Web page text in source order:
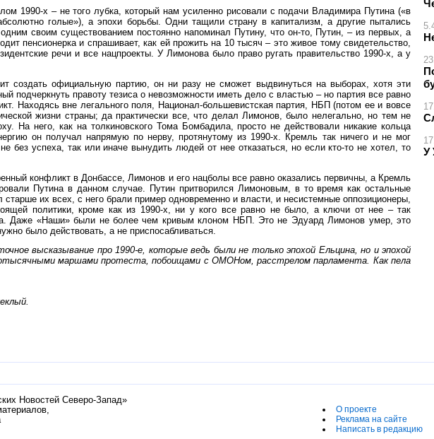
1990-х – не того лубка, который нам усиленно рисовали с подачи Владимира Путина («в
голые»), а эпохи борьбы. Одни тащили страну в капитализм, а другие пытались
своим существованием постоянно напоминал Путину, что он-то, Путин, – из первых, а
пенсионерка и спрашивает, как ей прожить на 10 тысяч – это живое тому свидетельство,
речи и все нацпроекты. У Лимонова было право ругать правительство 1990-х, а у
создать официальную партию, он ни разу не сможет выдвинуться на выборах, хотя эти
подчеркнуть правоту тезиса о невозможности иметь дело с властью – но партия все равно
Находясь вне легального поля, Национал-большевистская партия, НБП (потом ее и вовсе
жизни страны; да практически все, что делал Лимонов, было нелегально, но тем не
На него, как на толкиновского Тома Бомбадила, просто не действовали никакие кольца
он получал напрямую по нерву, протянутому из 1990-х. Кремль так ничего и не мог
без успеха, так или иначе вынудить людей от нее отказаться, но если кто-то не хотел, то
конфликт в Донбассе, Лимонов и его нацболы все равно оказались первичны, а Кремль
Путина в данном случае. Путин притворился Лимоновым, в то время как остальные
их всех, с него брали пример одновременно и власти, и несистемные оппозиционеры,
политики, кроме как из 1990-х, ни у кого все равно не было, а ключи от нее – так
Даже «Наши» были не более чем кривым клоном НБП. Это не Эдуард Лимонов умер, это
было действовать, а не приспосабливаться.
высказывание про 1990-е, которые ведь были не только эпохой Ельцина, но и эпохой
маршами протеста, побоищами с ОМОНом, расстрелом парламента. Как пела
У
Новостей Северо-Запад»
О проекте
Реклама на сайте
Написать в редакцию